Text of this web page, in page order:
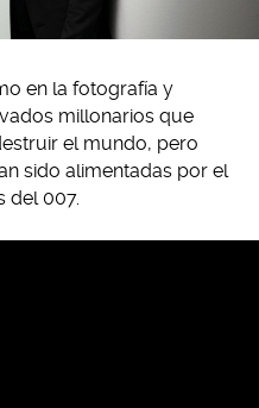
en la fotografía y
millonarios que
el mundo, pero
sido alimentadas por el
del 007.